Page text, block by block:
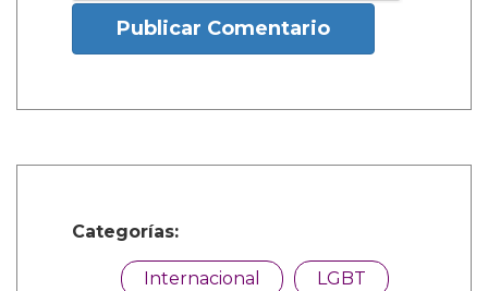
Publicar Comentario
Categorías:
Internacional LGBT